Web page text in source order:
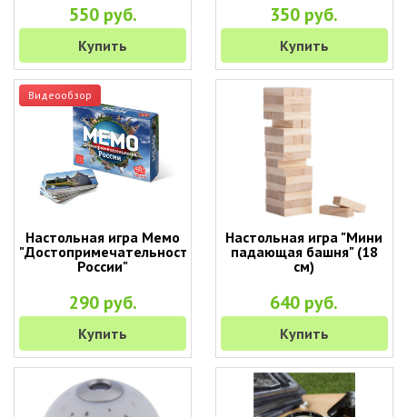
550 руб.
Купить
350 руб.
Купить
Видеообзор
Настольная игра Мемо
"Достопримечательности
России"
290 руб.
Купить
Настольная игра "Мини
падающая башня" (18
см)
640 руб.
Купить